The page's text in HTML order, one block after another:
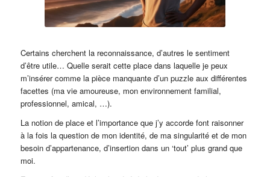
Certains cherchent la reconnaissance, d’autres le sentiment
d’être utile… Quelle serait cette place dans laquelle je peux
m’insérer comme la pièce manquante d’un puzzle aux différentes
facettes (ma vie amoureuse, mon environnement familial,
professionnel, amical, …).
La notion de place et l’importance que j’y accorde font raisonner
à la fois la question de mon identité, de ma singularité et de mon
besoin d’appartenance, d’insertion dans un ‘tout’ plus grand que
moi.